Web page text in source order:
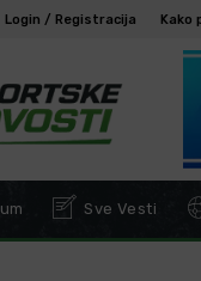
Login / Registracija Kako
Sve Vesti